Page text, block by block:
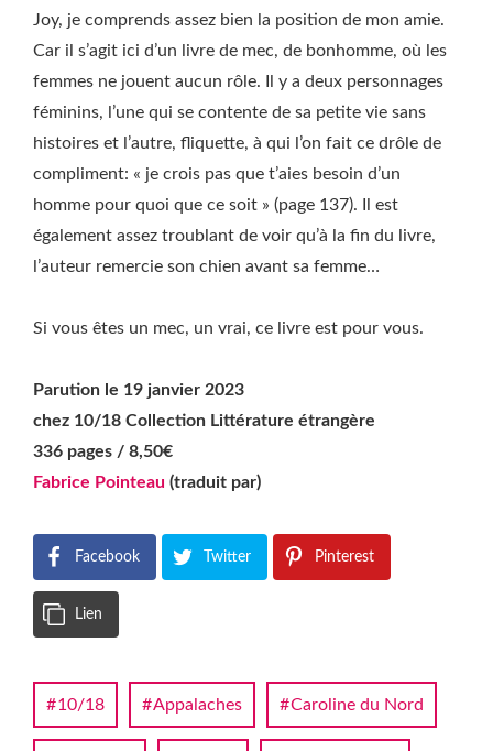
Joy, je comprends assez bien la position de mon amie.
Car il s’agit ici d’un livre de mec, de bonhomme, où les
femmes ne jouent aucun rôle. Il y a deux personnages
féminins, l’une qui se contente de sa petite vie sans
histoires et l’autre, fliquette, à qui l’on fait ce drôle de
compliment: « je crois pas que t’aies besoin d’un
homme pour quoi que ce soit » (page 137). Il est
également assez troublant de voir qu’à la fin du livre,
l’auteur remercie son chien avant sa femme…
Si vous êtes un mec, un vrai, ce livre est pour vous.
Parution le 19 janvier 2023
chez 10/18 Collection Littérature étrangère
336 pages / 8,50€
Fabrice Pointeau (traduit par)
Facebook Twitter Pinterest
Lien
10/18 Appalaches Caroline du Nord